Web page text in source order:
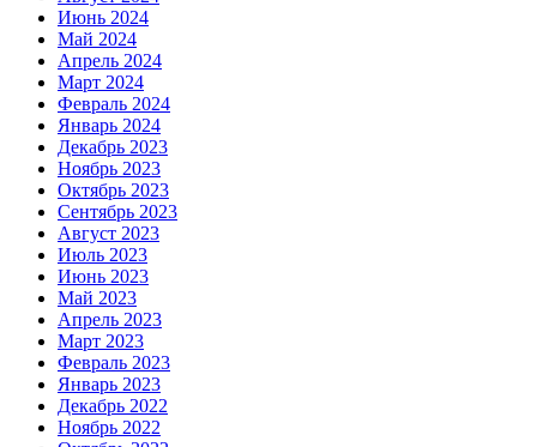
Июнь 2024
Май 2024
Апрель 2024
Март 2024
Февраль 2024
Январь 2024
Декабрь 2023
Ноябрь 2023
Октябрь 2023
Сентябрь 2023
Август 2023
Июль 2023
Июнь 2023
Май 2023
Апрель 2023
Март 2023
Февраль 2023
Январь 2023
Декабрь 2022
Ноябрь 2022